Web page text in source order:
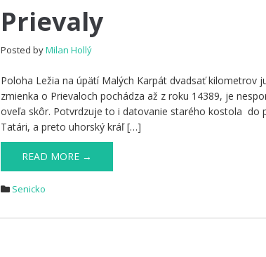
Prievaly
Posted byMilan Hollý
Poloha Ležia na úpätí Malých Karpát dvadsať kilometrov
zmienka o Prievaloch pochádza až z roku 14389, je
oveľa skôr. Potvrdzuje to i datovanie starého kostola do
Tatári, a preto uhorský kráľ […]
READ MORE →
Senicko